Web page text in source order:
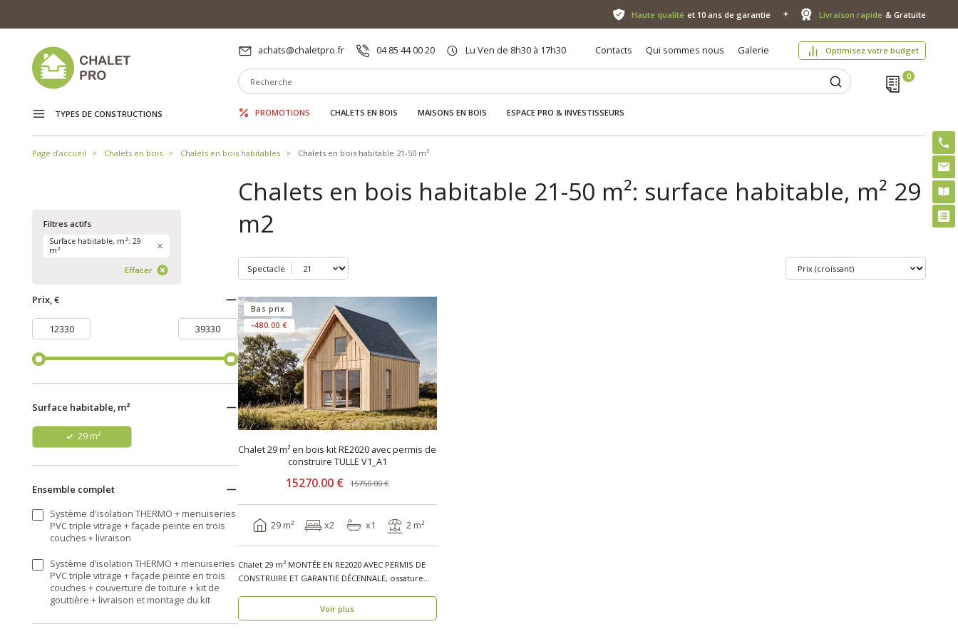
Haute qualité et 10 ans de garantie Livraison rapide & Gratuite
achats@chaletpro.fr 04 85 44 00 20 Lu Ven de 8h30 à 17h30 Contacts Qui sommes nous Galerie Optimisez votre budget
TYPES DE CONSTRUCTIONS PROMOTIONS CHALETS EN BOIS MAISONS EN BOIS ESPACE PRO & INVESTISSEURS
Page d'accueil Chalets en bois Chalets en bois habitables Chalets en bois habitable 21-50 m²
Filtres actifs
Surface habitable, m²: 29
m²
Effacer
Prix, €
Surface habitable, m²
29 m²
Ensemble complet
Système d'isolation THERMO + menuiseries
PVC triple vitrage + façade peinte en trois
couches + livraison
Système d’isolation THERMO + menuiseries
PVC triple vitrage + façade peinte en trois
couches + couverture de toiture + kit de
gouttière + livraison et montage du kit
Chalets en bois habitable 21-50 m²: surface habitable, m² 29
m2
Spectacle
Bas prix
-480.00 €
Chalet 29 m² en bois kit RE2020 avec permis de
construire TULLE V1_A1
15270.00 € 15750.00 €
29 m² x2 x1 2 m²
Chalet 29 m² MONTÉE EN RE2020 AVEC PERMIS DE
CONSTRUIRE ET GARANTIE DÉCENNALE, ossature
Voir plus